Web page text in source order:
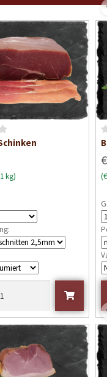
kg)
B
w
e
t
e
t
m
i
0
o
n
5